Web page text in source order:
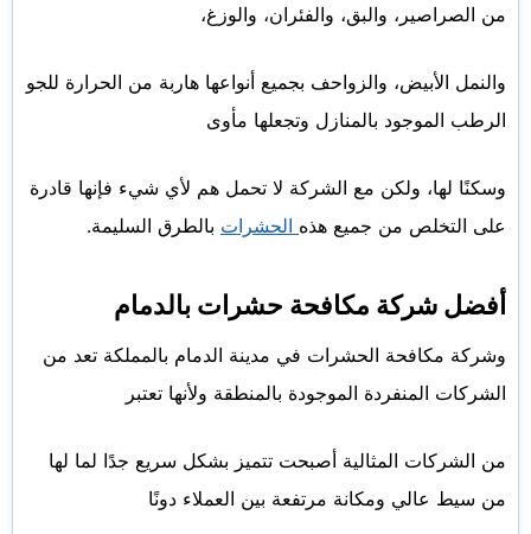
من الصراصير، والبق، والفئران، والوزغ،
والنمل الأبيض، والزواحف بجميع أنواعها هاربة من الحرارة للجو
الرطب الموجود بالمنازل وتجعلها مأوى
وسكنًا لها، ولكن مع الشركة لا تحمل هم لأي شيء فإنها قادرة
على التخلص من جميع هذه الحشرات بالطرق السليمة.
أفضل شركة مكافحة حشرات بالدمام
وشركة مكافحة الحشرات في مدينة الدمام بالمملكة تعد من
الشركات المنفردة الموجودة بالمنطقة ولأنها تعتبر
من الشركات المثالية أصبحت تتميز بشكل سريع جدًا لما لها
من سيط عالي ومكانة مرتفعة بين العملاء دونًا